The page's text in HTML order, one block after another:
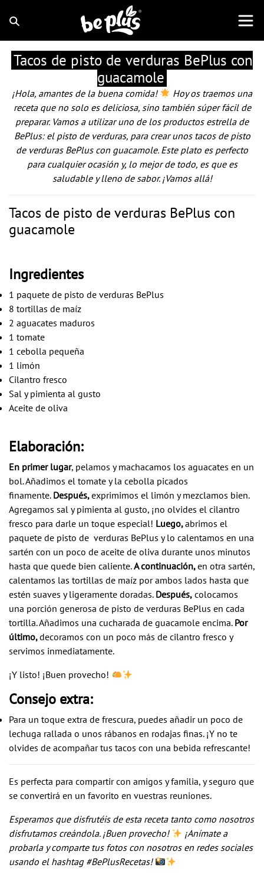
Tacos de pisto de verduras BePlus con
guacamole
¡Hola, amantes de la buena comida!
Hoy os traemos una
receta que no solo es deliciosa, sino también súper fácil de
preparar. Vamos a utilizar uno de los productos estrella de
BePlus: el pisto de verduras, para crear unos tacos de pisto
de verduras BePlus con guacamole. Este plato es perfecto
para cualquier ocasión y, lo mejor de todo, es que es
saludable y lleno de sabor. ¡Vamos allá!
Tacos de pisto de verduras BePlus con
guacamole
Ingredientes
1 paquete de pisto de verduras BePlus
8 tortillas de maíz
2 aguacates maduros
1 tomate
1 cebolla pequeña
1 limón
Cilantro fresco
Sal y pimienta al gusto
Aceite de oliva
Elaboración:
En primer lugar, pelamos y machacamos los aguacates en un
bol. Añadimos el tomate y la cebolla picados
finamente. Después,exprimimos el limón y mezclamos bien.
Agregamos sal y pimienta al gusto, ¡no olvides el cilantro
fresco para darle un toque especial! Luego,abrimos el
paquete de pisto de verduras BePlus y lo calentamos en una
sartén con un poco de aceite de oliva durante unos minutos
hasta que quede bien caliente.A continuación,en otra sartén,
calentamos las tortillas de maíz por ambos lados hasta que
estén suaves y ligeramente doradas. Después, colocamos
una porción generosa de pisto de verduras BePlus en cada
tortilla. Añadimos una cucharada de guacamole encima. Por
último,decoramos con un poco más de cilantro fresco y
servimos inmediatamente.
¡Y listo! ¡Buen provecho!
Consejo extra:
Para un toque extra de frescura, puedes añadir un poco de
lechuga rallada o unos rábanos en rodajas finas. ¡Y no te
olvides de acompañar tus tacos con una bebida refrescante!
Es perfecta para compartir con amigos y familia, y seguro que
se convertirá en un favorito en vuestras reuniones.
Esperamos que disfrutéis de esta receta tanto como nosotros
disfrutamos creándola. ¡Buen provecho!
¡Anímate a
probarla y comparte tus fotos con nosotros en redes sociales
usando el hashtag #BePlusRecetas!